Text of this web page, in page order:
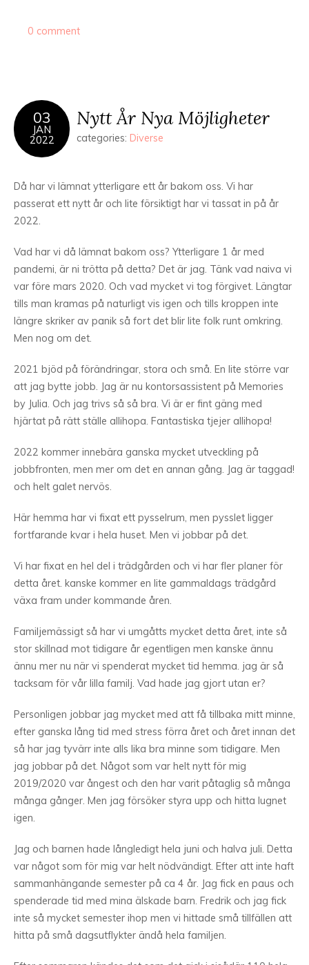
0 comment
03
JAN
2022
Nytt År Nya Möjligheter
categories: Diverse
Då har vi lämnat ytterligare ett år bakom oss. Vi har
passerat ett nytt år och lite försiktigt har vi tassat in på år
2022.
Vad har vi då lämnat bakom oss? Ytterligare 1 år med
pandemi, är ni trötta på detta? Det är jag. Tänk vad naiva vi
var före mars 2020. Och vad mycket vi tog förgivet. Längtar
tills man kramas på naturligt vis igen och tills kroppen inte
längre skriker av panik så fort det blir lite folk runt omkring.
Men nog om det.
2021 bjöd på förändringar, stora och små. En lite större var
att jag bytte jobb. Jag är nu kontorsassistent på Memories
by Julia. Och jag trivs så så bra. Vi är er fint gäng med
hjärtat på rätt ställe allihopa. Fantastiska tjejer allihopa!
2022 kommer innebära ganska mycket utveckling på
jobbfronten, men mer om det en annan gång. Jag är taggad!
och helt galet nervös.
Här hemma har vi fixat ett pysselrum, men pysslet ligger
fortfarande kvar i hela huset. Men vi jobbar på det.
Vi har fixat en hel del i trädgården och vi har fler planer för
detta året. kanske kommer en lite gammaldags trädgård
växa fram under kommande åren.
Familjemässigt så har vi umgåtts mycket detta året, inte så
stor skillnad mot tidigare år egentligen men kanske ännu
ännu mer nu när vi spenderat mycket tid hemma. jag är så
tacksam för vår lilla familj. Vad hade jag gjort utan er?
Personligen jobbar jag mycket med att få tillbaka mitt minne,
efter ganska lång tid med stress förra året och året innan det
så har jag tyvärr inte alls lika bra minne som tidigare. Men
jag jobbar på det. Något som var helt nytt för mig
2019/2020 var ångest och den har varit påtaglig så många
många gånger. Men jag försöker styra upp och hitta lugnet
igen.
Jag och barnen hade långledigt hela juni och halva juli. Detta
var något som för mig var helt nödvändigt. Efter att inte haft
sammanhängande semester på ca 4 år. Jag fick en paus och
spenderade tid med mina älskade barn. Fredrik och jag fick
inte så mycket semester ihop men vi hittade små tillfällen att
hitta på små dagsutflykter ändå hela familjen.